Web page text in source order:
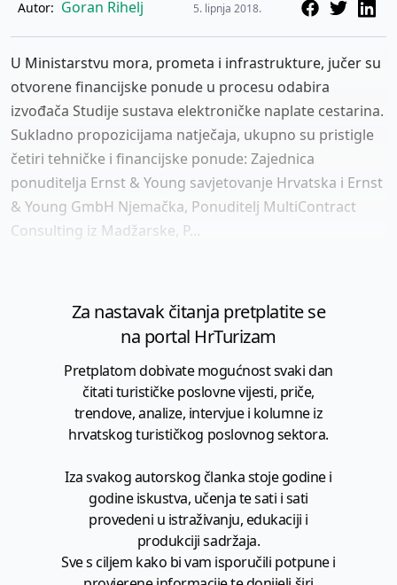
Autor: Goran Rihelj 5. lipnja 2018.
U Ministarstvu mora, prometa i infrastrukture, jučer su
otvorene financijske ponude u procesu odabira
izvođača Studije sustava elektroničke naplate cestarina.
Sukladno propozicijama natječaja, ukupno su pristigle
četiri tehničke i financijske ponude: Zajednica
ponuditelja Ernst & Young savjetovanje Hrvatska i Ernst
& Young GmbH Njemačka, Ponuditelj MultiContract
Consulting iz Madžarske, P...
Za nastavak čitanja pretplatite se
na portal HrTurizam
Pretplatom dobivate mogućnost svaki dan
čitati turističke poslovne vijesti, priče,
trendove, analize, intervjue i kolumne iz
hrvatskog turističkog poslovnog sektora.
Iza svakog autorskog članka stoje godine i
godine iskustva, učenja te sati i sati
provedeni u istraživanju, edukaciji i
produkciji sadržaja.
Sve s ciljem kako bi vam isporučili potpune i